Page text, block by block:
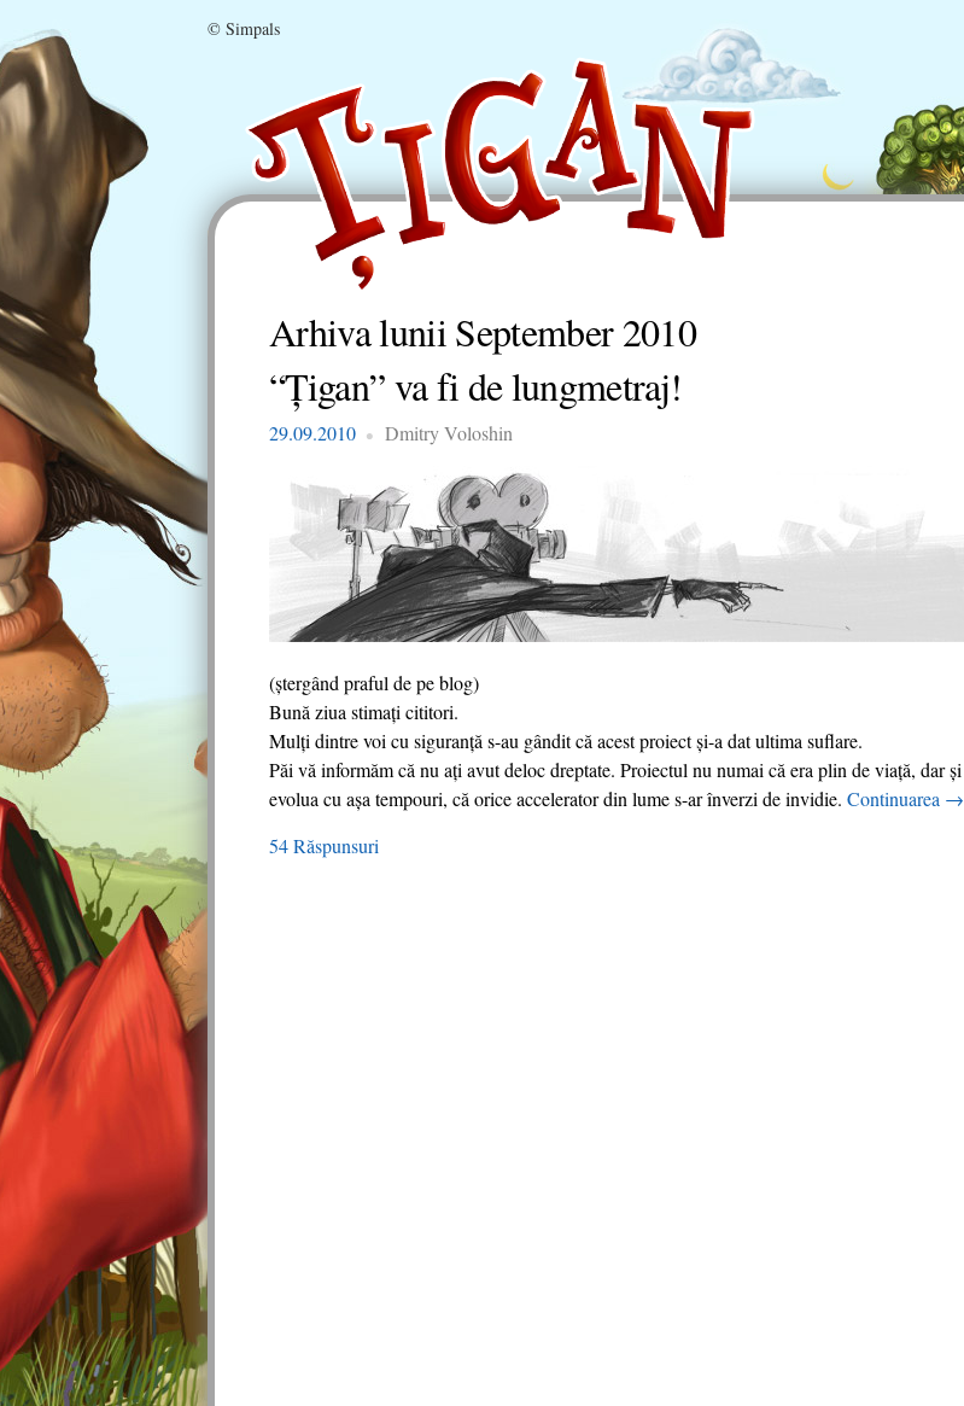
© Simpals
Arhiva luniiSeptember 2010
“Țigan” va fi de lungmetraj!
29.09.2010 Dmitry Voloshin
(ştergând praful de pe blog)
Bună ziua stimaţi cititori.
Mulţi dintre voi cu siguranţă s-au gândit că acest proiect şi-a dat ultima suflare.
Păi vă informăm că nu aţi avut deloc dreptate. Proiectul nu numai că era plin de viaţă, dar şi
evolua cu aşa tempouri, că orice accelerator din lume s-ar înverzi de invidie. Continuarea →
54 Răspunsuri